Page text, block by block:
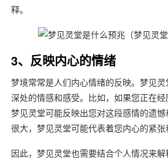
释。
3、反映内心的情绪
梦境常常是人们内心情绪的反映。梦见
深处的情感和感受。比如，如果您正在经
梦见灵堂可能反映出您对这段感情的遗
很大，梦见灵堂可能代表着您内心的紧张
因此，梦见灵堂也需要结合个人情况来